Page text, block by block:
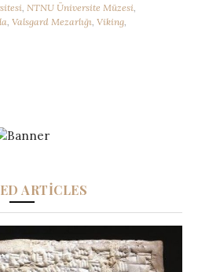
NTNU Üniversite Müzesi
Valsgard Mezarlığı Viking
ARTICLES